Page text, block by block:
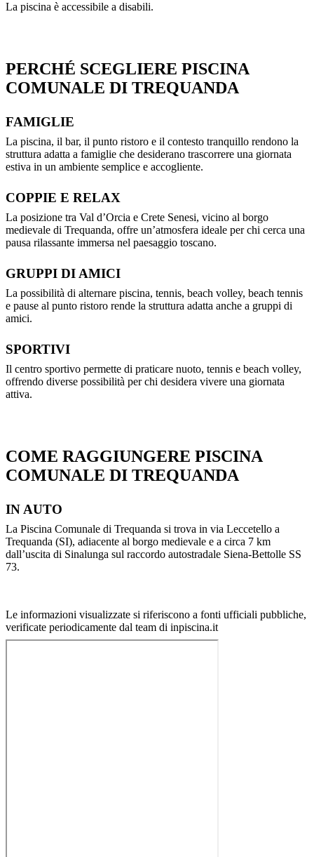
La piscina è accessibile a disabili.
PERCHÉ SCEGLIERE PISCINA
COMUNALE DI TREQUANDA
FAMIGLIE
La piscina, il bar, il punto ristoro e il contesto tranquillo rendono la
struttura adatta a famiglie che desiderano trascorrere una giornata
estiva in un ambiente semplice e accogliente.
COPPIE E RELAX
La posizione tra Val d’Orcia e Crete Senesi, vicino al borgo
medievale di Trequanda, offre un’atmosfera ideale per chi cerca una
pausa rilassante immersa nel paesaggio toscano.
GRUPPI DI AMICI
La possibilità di alternare piscina, tennis, beach volley, beach tennis
e pause al punto ristoro rende la struttura adatta anche a gruppi di
amici.
SPORTIVI
Il centro sportivo permette di praticare nuoto, tennis e beach volley,
offrendo diverse possibilità per chi desidera vivere una giornata
attiva.
COME RAGGIUNGERE PISCINA
COMUNALE DI TREQUANDA
IN AUTO
La Piscina Comunale di Trequanda si trova in via Leccetello a
Trequanda (SI), adiacente al borgo medievale e a circa 7 km
dall’uscita di Sinalunga sul raccordo autostradale Siena-Bettolle SS
73.
Le informazioni visualizzate si riferiscono a fonti ufficiali pubbliche,
verificate periodicamente dal team di inpiscina.it